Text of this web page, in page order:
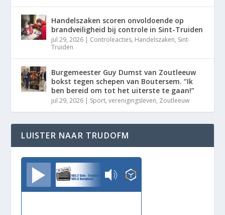
Handelszaken scoren onvoldoende op
brandveiligheid bij controle in Sint-Truiden
jul 29, 2026 | Controleacties, Handelszaken, Sint-
Truiden
Burgemeester Guy Dumst van Zoutleeuw
bokst tegen schepen van Boutersem. “Ik
ben bereid om tot het uiterste te gaan!”
jul 29, 2026 | Sport,verenigingsleven, Zoutleeuw
LUISTER NAAR TRUDOFM
TrudoFM